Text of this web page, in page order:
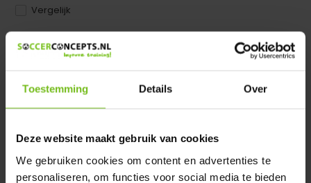
Toestemming Details Over
Deze website maakt gebruik van cookies
We gebruiken cookies om content en advertenties te
personaliseren, om functies voor social media te bieden
Vergelijk
Dir product is beschikbaar in de volgende varianten:
We helpen u graag met meer informatie
Productomschrijving